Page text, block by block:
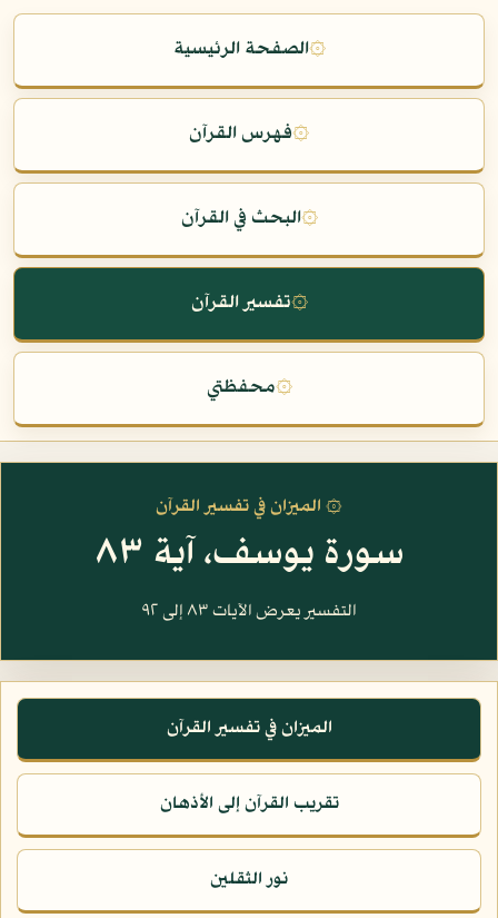
۞الصفحة الرئيسية
۞فهرس القرآن
۞البحث في القرآن
۞تفسير القرآن
۞محفظتي
۞ الميزان في تفسير القرآن
سورة يوسف، آية ٨٣
التفسير يعرض الآيات ٨٣ إلى ٩٢
الميزان في تفسير القرآن
تقريب القرآن إلى الأذهان
نور الثقلين